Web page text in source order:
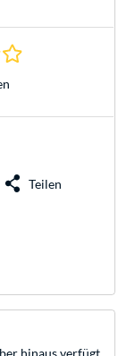
0.0 Sterne bei 0
Teilen